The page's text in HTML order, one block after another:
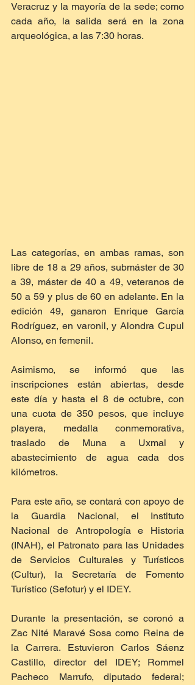
Veracruz y la mayoría de la sede; como
cada año, la salida será en la zona
arqueológica, a las 7:30 horas.
Las categorías, en ambas ramas, son
libre de 18 a 29 años, submáster de 30
a 39, máster de 40 a 49, veteranos de
50 a 59 y plus de 60 en adelante. En la
edición 49, ganaron Enrique García
Rodríguez, en varonil, y Alondra Cupul
Alonso, en femenil.
Asimismo, se informó que las
inscripciones están abiertas, desde
este día y hasta el 8 de octubre, con
una cuota de 350 pesos, que incluye
playera, medalla conmemorativa,
traslado de Muna a Uxmal y
abastecimiento de agua cada dos
kilómetros.
Para este año, se contará con apoyo de
la Guardia Nacional, el Instituto
Nacional de Antropología e Historia
(INAH), el Patronato para las Unidades
de Servicios Culturales y Turísticos
(Cultur), la Secretaría de Fomento
Turístico (Sefotur) y el IDEY.
Durante la presentación, se coronó a
Zac Nité Maravé Sosa como Reina de
la Carrera. Estuvieron Carlos Sáenz
Castillo, director del IDEY; Rommel
Pacheco Marrufo, diputado federal;